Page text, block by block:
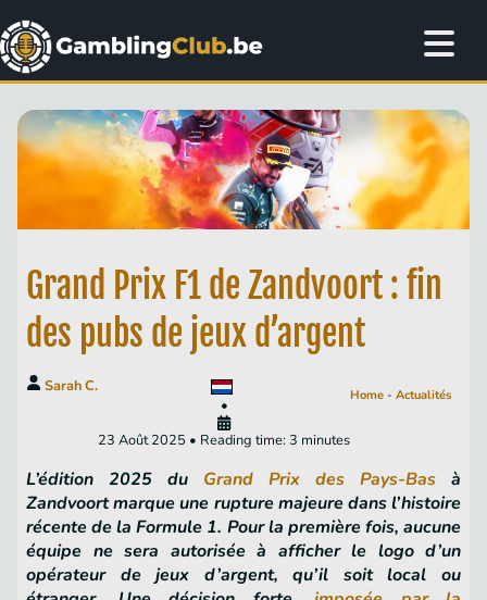
Grand Prix F1 de Zandvoort : fin
des pubs de jeux d’argent
Sarah C.
•
23 Août 2025 • Reading time: 3 minutes
Home - Actualités
L’édition 2025 du Grand Prix des Pays-Bas à
Zandvoort marque une rupture majeure dans l’histoire
récente de la Formule 1. Pour la première fois, aucune
équipe ne sera autorisée à afficher le logo d’un
opérateur de jeux d’argent, qu’il soit local ou